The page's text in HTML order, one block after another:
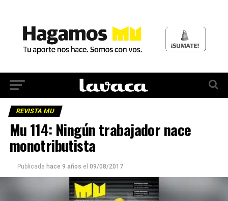
REVISTA MU
Mu 114: Ningún trabajador nace
monotributista
Publicada hace 9 años el 09/08/2017